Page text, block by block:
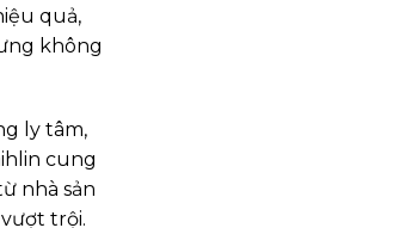
quả,
không
ly tâm,
cung
nhà sản
trội.